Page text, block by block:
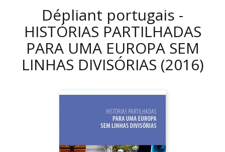
Dépliant portugais -
HISTÓRIAS PARTILHADAS
PARA UMA EUROPA SEM
LINHAS DIVISÓRIAS (2016)